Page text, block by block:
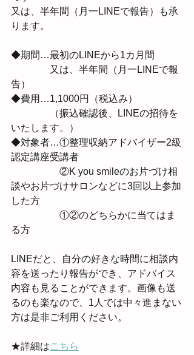
又は、半年間（月一LINEで報告）も承
ります。
◆期間…最初のLINEから1カ月間
又は、半年間（月一LINEで報
告）
◆費用…1,1000円（税込み）
（振込確認後、LINEの招待を
いたします。）
◆対象者…①整理収納アドバイザー2級
認定講座受講者
②K you smileのお片づけ相
談やお片づけサロンなどに3回以上参加
した方
①②のどちらかに当てはま
る方
LINEだと、自分の好きな時間に相談内
容を送ったり報告ができ、アドバイス
内容も見ることができます。画像も送
るのも楽なので、1人では中々進まない
方は是非ご利用ください。
★詳細はこちら